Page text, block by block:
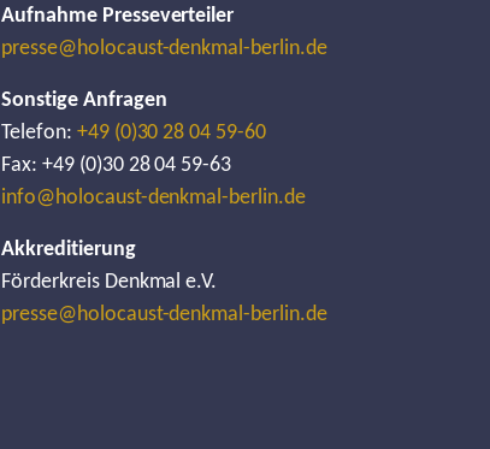
Aufnahme Presseverteiler
presse@holocaust-denkmal-berlin.de
Sonstige Anfragen
Telefon: +49 (0)30 28 04 59-60
Fax: +49 (0)30 28 04 59-63
info@holocaust-denkmal-berlin.de
Akkreditierung
Förderkreis Denkmal e.V.
presse@holocaust-denkmal-berlin.de